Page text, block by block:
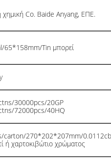
χημική Co. Baide Anyang, ΕΠΕ.
65*158mm/Tin μπορεί
30000pcs/20GP
72000pcs/40HQ
carton/270*202*207mm/
ή χαρτοκιβώτιο χρώματος